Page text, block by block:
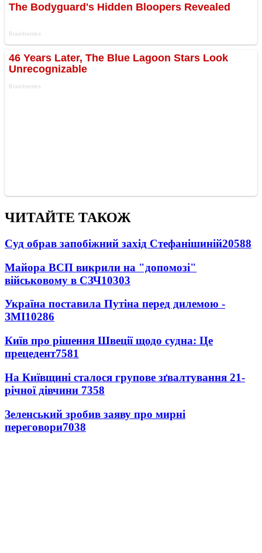
ЧИТАЙТЕ ТАКОЖ
Суд обрав запобіжний захід Стефанішиній20588
Майора ВСП викрили на "допомозі"
військовому в СЗЧ10303
Україна поставила Путіна перед дилемою -
ЗМІ10286
Київ про рішення Швеції щодо судна: Це
прецедент7581
На Київщині сталося групове зґвалтування 21-
річної дівчини 7358
Зеленський зробив заяву про мирні
переговори7038